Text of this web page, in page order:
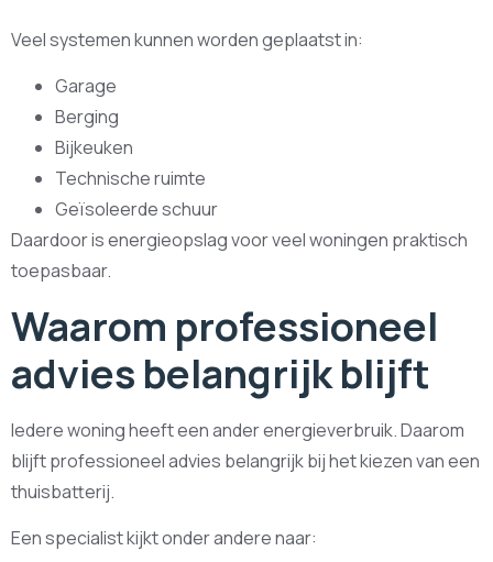
Veel systemen kunnen worden geplaatst in:
Garage
Berging
Bijkeuken
Technische ruimte
Geïsoleerde schuur
Daardoor is energieopslag voor veel woningen praktisch
toepasbaar.
Waarom professioneel
advies belangrijk blijft
Iedere woning heeft een ander energieverbruik. Daarom
blijft professioneel advies belangrijk bij het kiezen van een
thuisbatterij.
Een specialist kijkt onder andere naar: